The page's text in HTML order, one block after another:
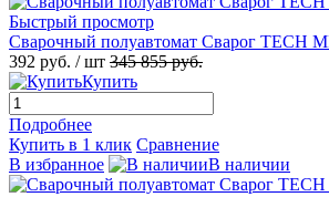
Быстрый просмотр
Сварочный полуавтомат Сварог TECH
392 руб. / шт 345 855 руб.
Купить
Подробнее
Купить в 1 клик Сравнение
В избранное
В наличии